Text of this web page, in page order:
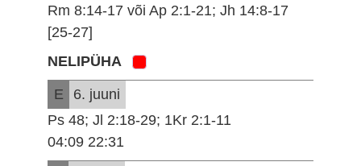
Rm 8:14-17 või Ap 2:1-21; Jh 14:8-17
[25-27]
NELIPÜHA
E
6. juuni
Ps 48; Jl 2:18-29; 1Kr 2:1-11
04:09 22:31